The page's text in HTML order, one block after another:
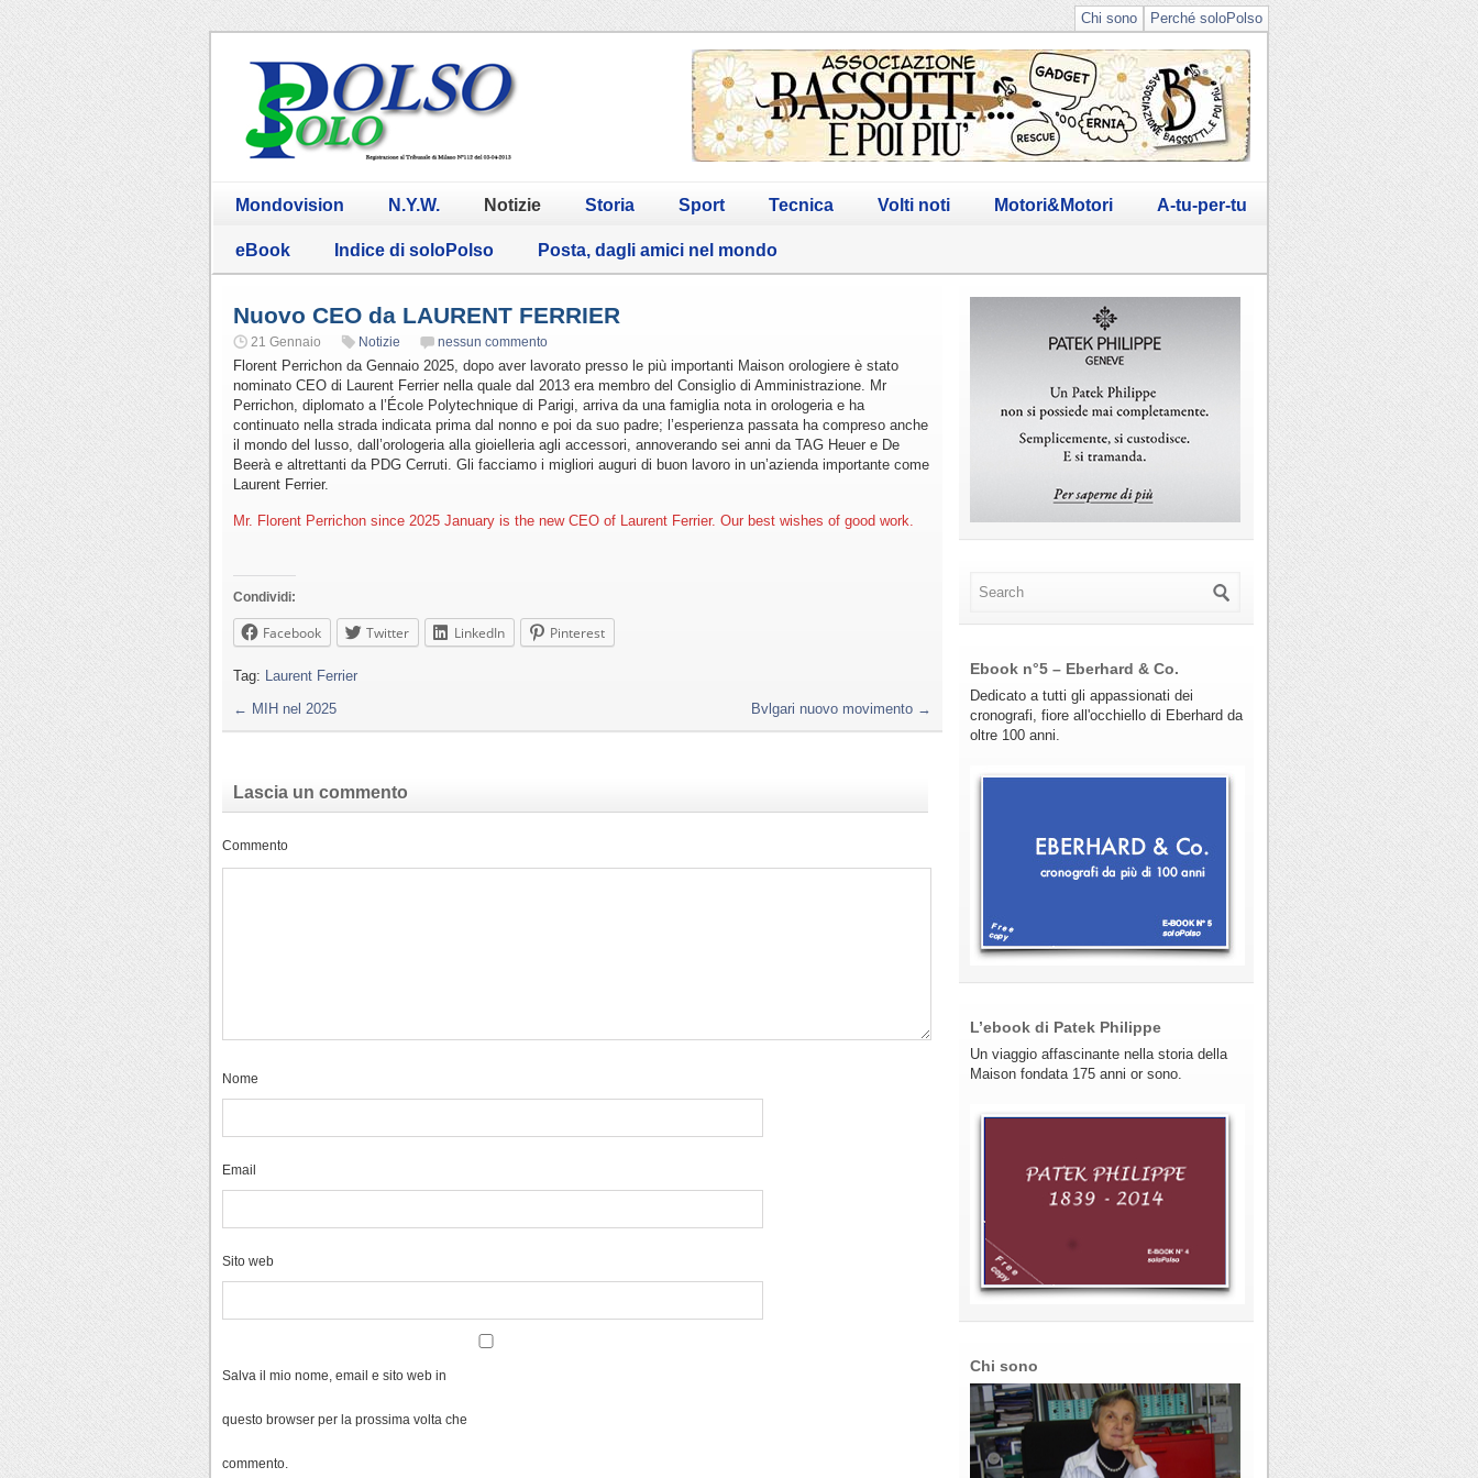
Perché soloPolso
Chi sono
Mondovision N.Y.W. Notizie Storia Sport Tecnica Volti noti Motori&Motori A-tu-per-tu
eBook Indice di soloPolso Posta, dagli amici nel mondo
Nuovo CEO da LAURENT FERRIER
21 Gennaio Notizie nessun commento
Florent Perrichon da Gennaio 2025, dopo aver lavorato presso le più importanti Maison orologiere è stato
nominato CEO di Laurent Ferrier nella quale dal 2013 era membro del Consiglio di Amministrazione. Mr
Perrichon, diplomato a l’École Polytechnique di Parigi, arriva da una famiglia nota in orologeria e ha
continuato nella strada indicata prima dal nonno e poi da suo padre; l’esperienza passata ha compreso anche
il mondo del lusso, dall’orologeria alla gioielleria agli accessori, annoverando sei anni da TAG Heuer e De
Beerà e altrettanti da PDG Cerruti. Gli facciamo i migliori auguri di buon lavoro in un’azienda importante come
Laurent Ferrier.
Mr. Florent Perrichon since 2025 January is the new CEO of Laurent Ferrier. Our best wishes of good work.
Condividi:
Facebook Twitter LinkedIn Pinterest
Tag: Laurent Ferrier
← MIH nel 2025 Bvlgari nuovo movimento →
Lascia un commento
Commento
Nome
Email
Sito web
Salva il mio nome, email e sito web in
questo browser per la prossima volta che
commento.
Ebook n°5 – Eberhard & Co.
Dedicato a tutti gli appassionati dei
cronografi, fiore all'occhiello di Eberhard da
oltre 100 anni.
L’ebook di Patek Philippe
Un viaggio affascinante nella storia della
Maison fondata 175 anni or sono.
Chi sono